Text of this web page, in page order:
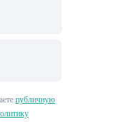
публичную